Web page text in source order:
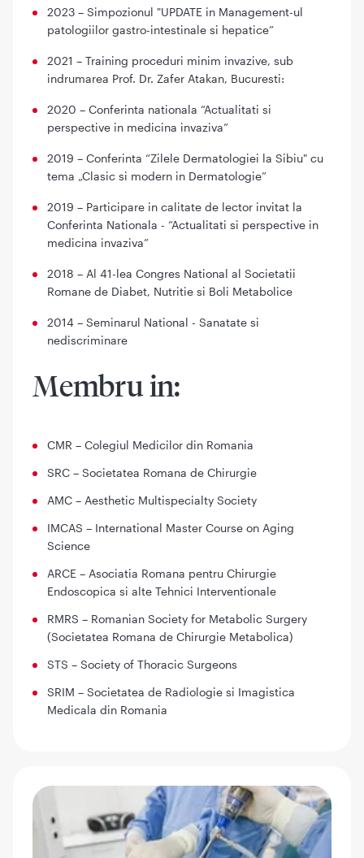
2023 – Simpozionul "UPDATE in Management-ul
patologiilor gastro-intestinale si hepatice”
2021 – Training proceduri minim invazive, sub
indrumarea Prof. Dr. Zafer Atakan, Bucuresti:
2020 – Conferinta nationala “Actualitati si
perspective in medicina invaziva”
2019 – Conferinta “Zilele Dermatologiei la Sibiu" cu
tema „Clasic si modern in Dermatologie”
2019 – Participare in calitate de lector invitat la
Conferinta Nationala - “Actualitati si perspective in
medicina invaziva”
2018 – Al 41-lea Congres National al Societatii
Romane de Diabet, Nutritie si Boli Metabolice
2014 – Seminarul National - Sanatate si
nediscriminare
Membru in:
CMR – Colegiul Medicilor din Romania
SRC – Societatea Romana de Chirurgie
AMC – Aesthetic Multispecialty Society
IMCAS – International Master Course on Aging
Science
ARCE – Asociatia Romana pentru Chirurgie
Endoscopica si alte Tehnici Interventionale
RMRS – Romanian Society for Metabolic Surgery
(Societatea Romana de Chirurgie Metabolica)
STS – Society of Thoracic Surgeons
SRIM – Societatea de Radiologie si Imagistica
Medicala din Romania